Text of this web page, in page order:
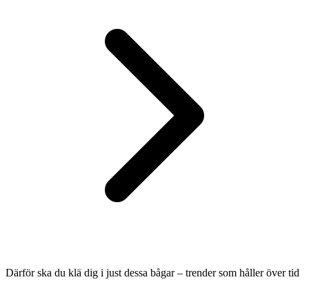
Därför ska du klä dig i just dessa bågar – trender som håller över tid